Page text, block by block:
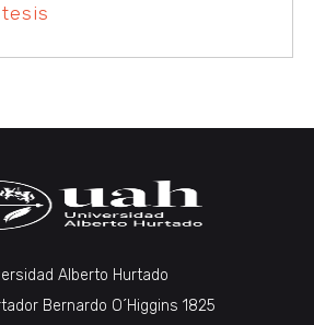
Alberto Hurtado
Bernardo O´Higgins 1825